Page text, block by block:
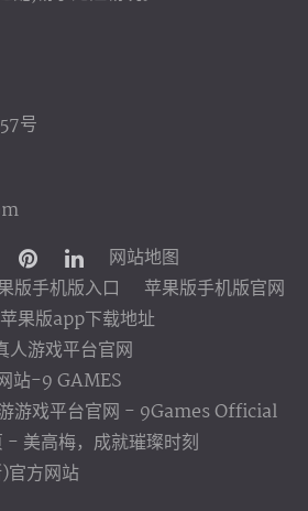
号
网站地图
版手机版入口
苹果版手机版官网
苹果版app下载地址
人游戏平台官网
站-9 GAMES
游戏平台官网 - 9Games Official
- 美高梅，成就璀璨时刻
官方网站